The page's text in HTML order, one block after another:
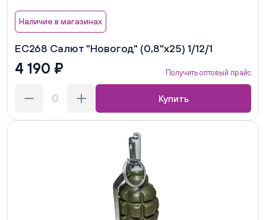
Наличие в магазинах
ЕС268 Салют "Новогод" (0,8"х25) 1/12/1
4 190 ₽ Получить оптовый прайс
Купить